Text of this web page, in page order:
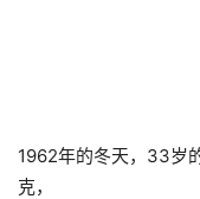
1962年的冬天，33岁
克，